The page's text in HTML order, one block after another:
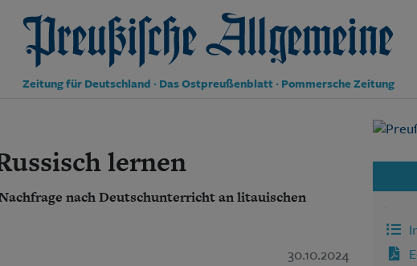
Preußische Allgemeine Zeitung
Zeitung für Deutschland · Das Ostpreußenblatt · Pommersche Zeitung
Wirtschaft
Gesellschaft
lernen
nach Deutschunterricht an litauischen
30.10.2024